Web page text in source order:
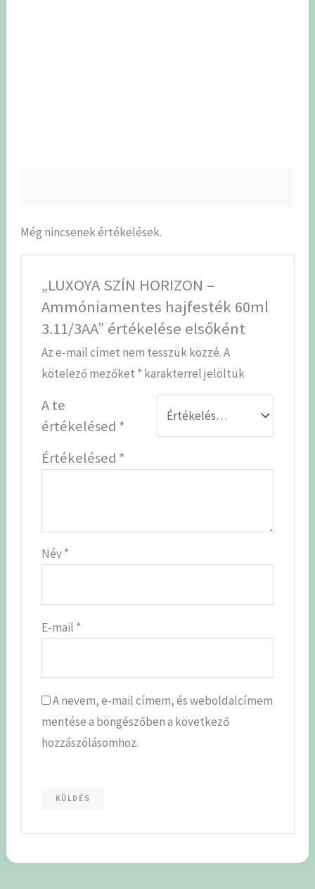
Még nincsenek értékelések.
„LUXOYA SZÍN HORIZON –
Ammóniamentes hajfesték 60ml
3.11/3AA” értékelése elsőként
Az e-mail címet nem tesszük közzé.A
kötelező mezőket * karakterrel jelöltük
A te
értékelésed *
Értékelésed *
Név*
E-mail *
A nevem, e-mail címem, és weboldalcímem
mentése a böngészőben a következő
hozzászólásomhoz.